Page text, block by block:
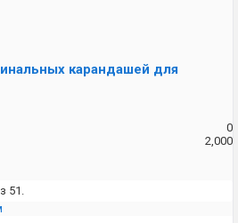
карандашей для
0
2,000
51.